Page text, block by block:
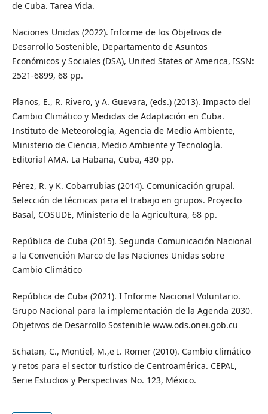
de Cuba. Tarea Vida.
Naciones Unidas (2022). Informe de los Objetivos de
Desarrollo Sostenible, Departamento de Asuntos
Económicos y Sociales (DSA), United States of America, ISSN:
2521-6899, 68 pp.
Planos, E., R. Rivero, y A. Guevara, (eds.) (2013). Impacto del
Cambio Climático y Medidas de Adaptación en Cuba.
Instituto de Meteorología, Agencia de Medio Ambiente,
Ministerio de Ciencia, Medio Ambiente y Tecnología.
Editorial AMA. La Habana, Cuba, 430 pp.
Pérez, R. y K. Cobarrubias (2014). Comunicación grupal.
Selección de técnicas para el trabajo en grupos. Proyecto
Basal, COSUDE, Ministerio de la Agricultura, 68 pp.
República de Cuba (2015). Segunda Comunicación Nacional
a la Convención Marco de las Naciones Unidas sobre
Cambio Climático
República de Cuba (2021). I Informe Nacional Voluntario.
Grupo Nacional para la implementación de la Agenda 2030.
Objetivos de Desarrollo Sostenible www.ods.onei.gob.cu
Schatan, C., Montiel, M.,e I. Romer (2010). Cambio climático
y retos para el sector turístico de Centroamérica. CEPAL,
Serie Estudios y Perspectivas No. 123, México.